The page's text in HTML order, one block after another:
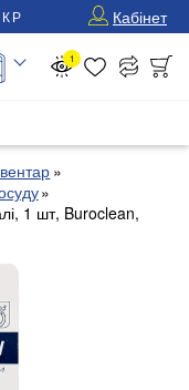
Кабінет
1
1 шт, Buroclean,